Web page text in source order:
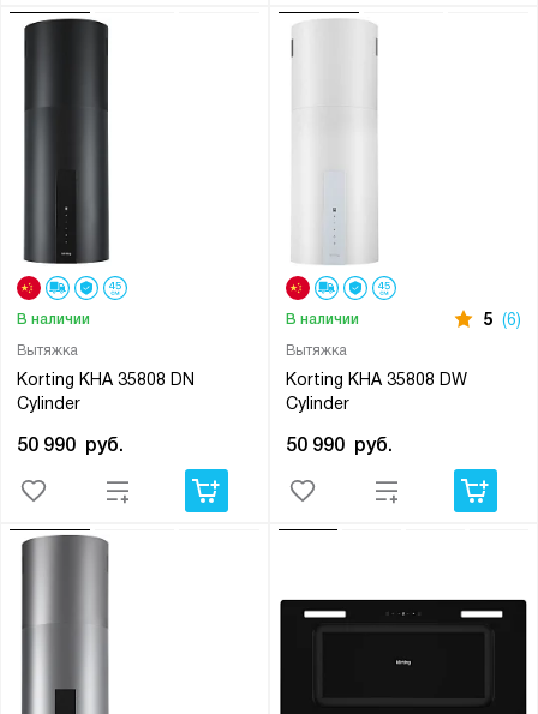
Вытяжка
Korting KHA 35808 DN
Cylinder
В наличии
50 990 руб.
Вытяжка
Korting KHA 35808 DW
Cylinder
В наличии 5 (6)
50 990 руб.